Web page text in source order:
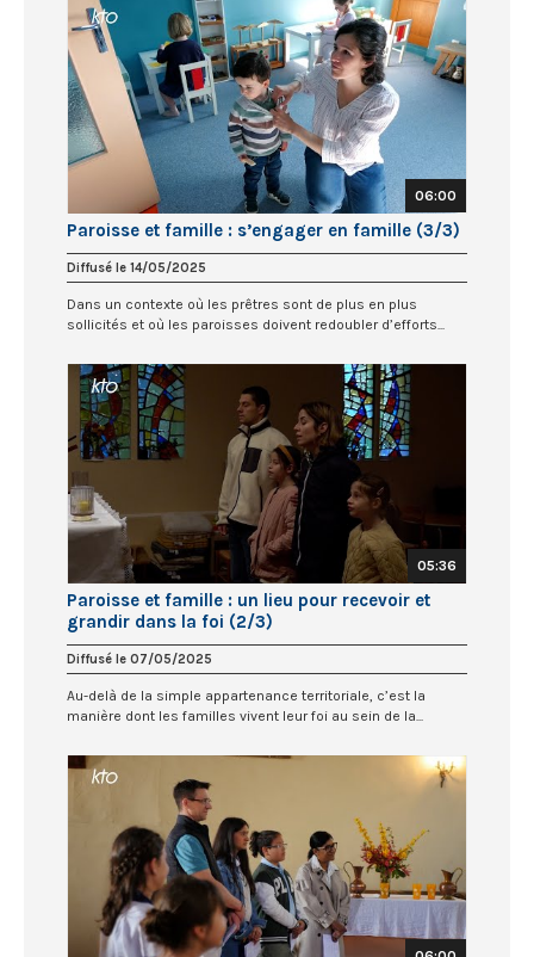
06:00
Paroisse et famille : s’engager en famille (3/3)
Diffusé le 14/05/2025
Dans un contexte où les prêtres sont de plus en plus
sollicités et où les paroisses doivent redoubler d’efforts...
05:36
Paroisse et famille : un lieu pour recevoir et
grandir dans la foi (2/3)
Diffusé le 07/05/2025
Au-delà de la simple appartenance territoriale, c’est la
manière dont les familles vivent leur foi au sein de la...